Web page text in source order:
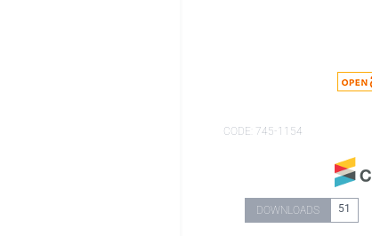
CODE: 745-1154
DOWNLOADS 51